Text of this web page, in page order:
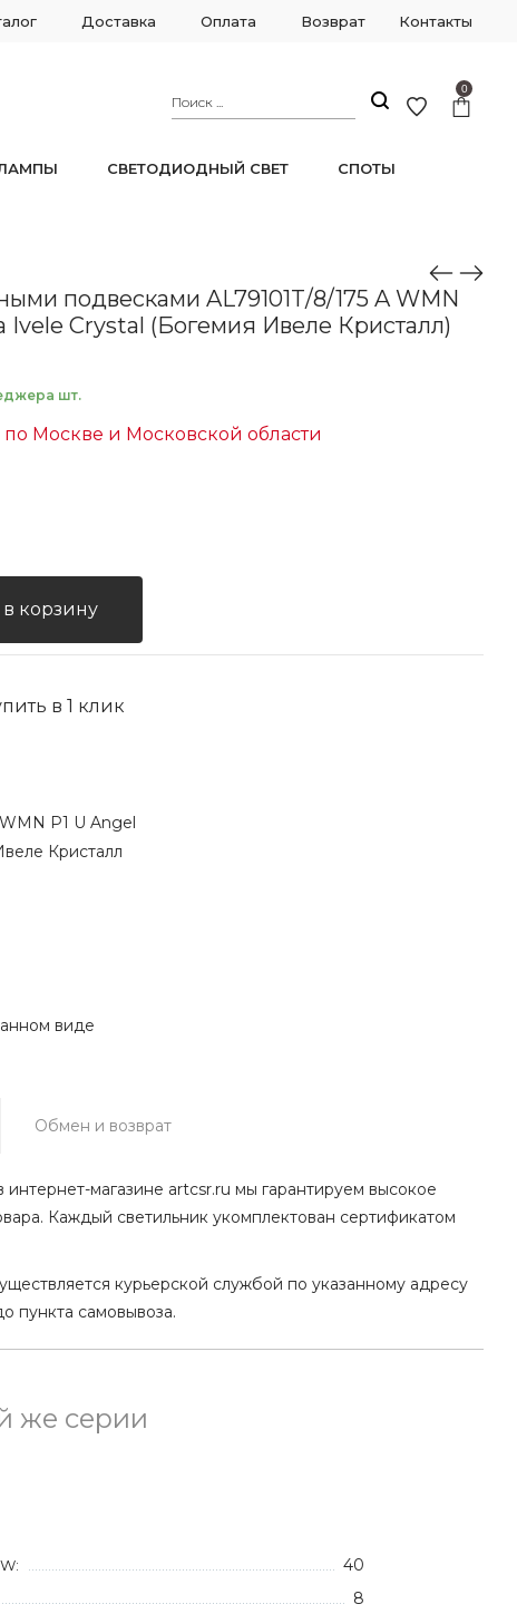
Доставка Оплата Возврат Контакты
0
СВЕТОДИОДНЫЙ СВЕТ СПОТЫ
подвесками AL79101T/8/175 A WMN
Ivele Crystal (Богемия Ивеле Кристалл)
шт.
по Москве и Московской области
корзину
в 1 клик
P1 U Angel
Кристалл
виде
Обмен и возврат
интернет-магазине artcsr.ru мы гарантируем высокое
Каждый светильник укомплектован сертификатом
курьерской службой по указанному адресу
пункта самовывоза.
же серии
40
8